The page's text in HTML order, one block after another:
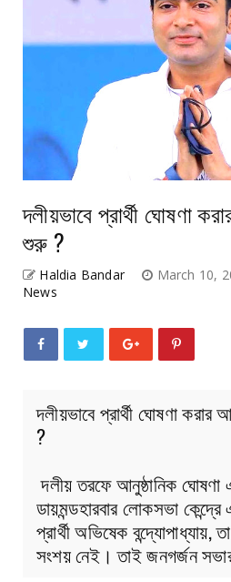
দলীয়ভাবে প্রার্থী ঘোষণা
শুরু ?
Haldia Bandar March 10,
News
দলীয়ভাবে প্রার্থী ঘোষণা
?
দলীয় তরফে আনুষ্ঠানিক
ডায়মন্ডহারবার লোকসভা
প্রার্থী অভিষেক বন্দ্যোপাধ্যায়,
সংশয় নেই। তাই জনগর্জন